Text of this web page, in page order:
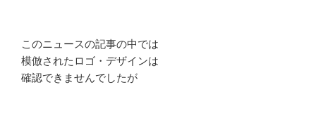
このニュースの記事の中では
模倣されたロゴ・デザインは
確認できませんでしたが